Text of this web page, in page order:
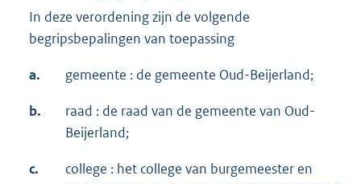
In deze verordening zijn de volgende
begripsbepalingen van toepassing
a. gemeente : de gemeente Oud-Beijerland;
b.
raad : de raad van de gemeente van Oud-
Beijerland;
c.
college : het college van burgemeester en